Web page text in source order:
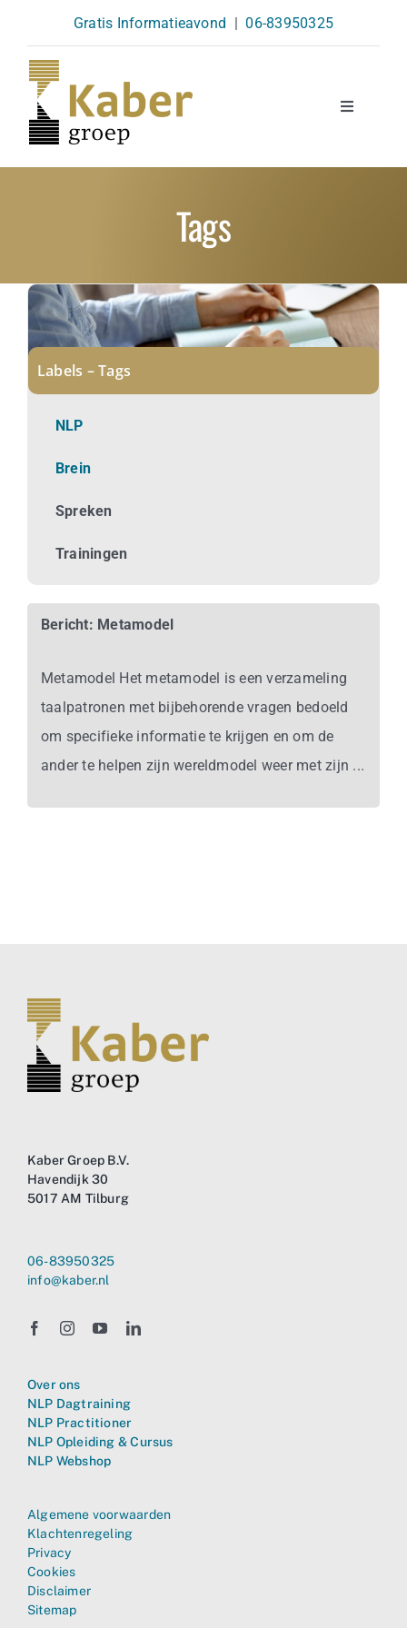
content
Gratis Informatieavond | 06-83950325
Toggle
Opleidingen
Agenda
Over Ons
Kennisbank
Tags
Labels – Tags
NLP
Brein
Spreken
Trainingen
Bericht: Metamodel
Metamodel Het metamodel is een verzameling
taalpatronen met bijbehorende vragen bedoeld
om specifieke informatie te krijgen en om de
ander te helpen zijn wereldmodel weer met zijn ...
Kaber Groep B.V.
Havendijk 30
5017 AM Tilburg
06-83950325
info@kaber.nl
Over ons
NLP Dagtraining
NLP Practitioner
NLP Opleiding & Cursus
NLP Webshop
Algemene voorwaarden
Klachtenregeling
Privacy
Cookies
Disclaimer
Sitemap